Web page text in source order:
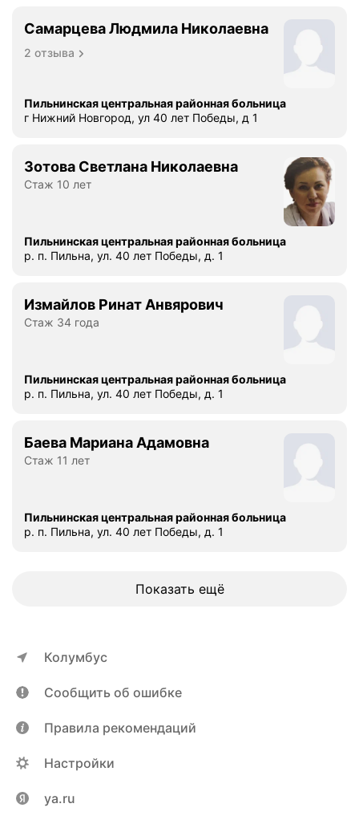
н
п
о
в
с
о
в
а
с
я
п
х
о
а
ш
с
к
я
е
Самарцева Людмила Николаевна
2 отзыва
Пильнинская центральная районная больница
г Нижний Новгород, ул 40 лет Победы, д 1
Зотова Светлана Николаевна
Стаж 10 лет
Пильнинская центральная районная больница
р. п. Пильна, ул. 40 лет Победы, д. 1
Измайлов Ринат Анвярович
Стаж 34 года
Пильнинская центральная районная больница
р. п. Пильна, ул. 40 лет Победы, д. 1
Баева Мариана Адамовна
Стаж 11 лет
Пильнинская центральная районная больница
р. п. Пильна, ул. 40 лет Победы, д. 1
Показать ещё
Колумбус
Сообщить об ошибке
Правила рекомендаций
Настройки
ya.ru